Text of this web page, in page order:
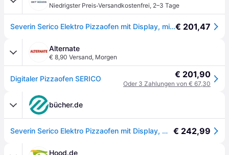
Niedrigster Preis·Versandkostenfrei, 2–3 Tage
Severin Serico Elektro Pizzaofen mit Display, mit Pizzastein, Timerfunktion Schwarz€ 201,47
Alternate
€ 8,90 Versand, Morgen
Digitaler Pizzaofen SERICO € 201,90
Oder 3 Zahlungen von € 67,30
bücher.de
Severin Serico Elektro Pizzaofen mit Display, mit Pizzastein, Timerfunktion Schwarz € 242,99
Hood.de